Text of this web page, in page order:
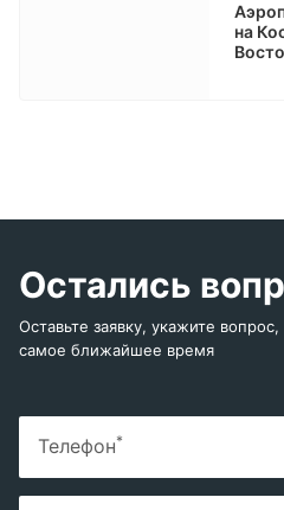
на
Остались
Оставьте заявку, укажите
самое ближайшее время
Телефон*